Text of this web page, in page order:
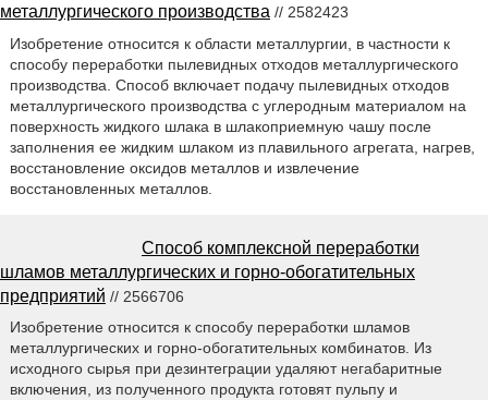
металлургического производства // 2582423
Изобретение относится к области металлургии, в частности к
способу переработки пылевидных отходов металлургического
производства. Способ включает подачу пылевидных отходов
металлургического производства с углеродным материалом на
поверхность жидкого шлака в шлакоприемную чашу после
заполнения ее жидким шлаком из плавильного агрегата, нагрев,
восстановление оксидов металлов и извлечение
восстановленных металлов.
Способ комплексной переработки
шламов металлургических и горно-обогатительных
предприятий // 2566706
Изобретение относится к способу переработки шламов
металлургических и горно-обогатительных комбинатов. Из
исходного сырья при дезинтеграции удаляют негабаритные
включения, из полученного продукта готовят пульпу и